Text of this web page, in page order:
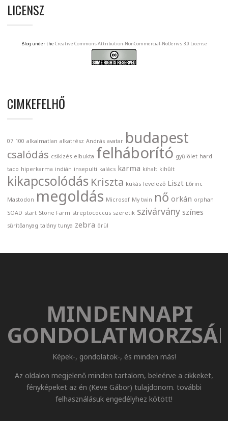
LICENSZ
Blog under the Creative Commons Attribution-NonCommercial-NoDerivs 3.0 License
CIMKEFELHŐ
07 100 alkalmatlan alkatrész András avatar budapest
csalódás csikizés elbukta felháborító gyűlölet hard
taco hiperkarma indián insepulti kalács karma kihalt kihűlt
kikapcsolódás Kriszta kukás levelező Liszt Lőrinc
Mastodon megoldás Microsof My twin nő orkán orphan
SOAD start Stone Farm streptococcus szeretik szivárvány színes
sűrítőanyag talány tunya zebra örül
MINDENNAPI
Képek-, gondolatok-, és minden más!
Az oldalon megjelenő minden tartalom, beleérve a cikkeket,
fényképeket az én (Keve Gábor) tulajdonom. további
felhasználásuk engedélyhez kötött!